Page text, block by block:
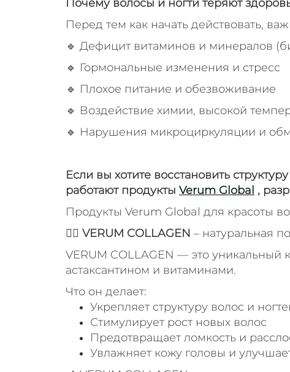
Почему волосы и ногти теряют
Перед тем как начать действовать,
🔹 Дефицит витаминов и минералов
🔹 Гормональные изменения и стресс
🔹 Плохое питание и обезвоживание
🔹 Воздействие химии, высокой
🔹 Нарушения микроциркуляции и
Если вы хотите восстановить
работают продукты Verum Global ,
Продукты Verum Global для красоты
💆‍♀️ VERUM COLLAGEN – натуральная
VERUM COLLAGEN — это уникальный
астаксантином и витаминами.
Что он делает:
Укрепляет структуру волос и
Стимулирует рост новых волос
Предотвращает ломкость и
Увлажняет кожу головы и